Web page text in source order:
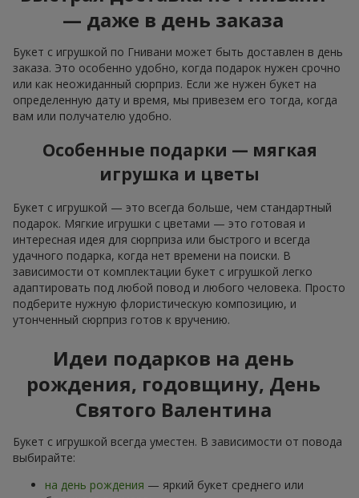
— даже в день заказа
Букет с игрушкой по Гнивани может быть доставлен в день
заказа. Это особенно удобно, когда подарок нужен срочно
или как неожиданный сюрприз. Если же нужен букет на
определенную дату и время, мы привезем его тогда, когда
вам или получателю удобно.
Особенные подарки — мягкая
игрушка и цветы
Букет с игрушкой — это всегда больше, чем стандартный
подарок. Мягкие игрушки с цветами — это готовая и
интересная идея для сюрприза или быстрого и всегда
удачного подарка, когда нет времени на поиски. В
зависимости от комплектации букет с игрушкой легко
адаптировать под любой повод и любого человека. Просто
подберите нужную флористическую композицию, и
утонченный сюрприз готов к вручению.
Идеи подарков на день
рождения, годовщину, День
Святого Валентина
Букет с игрушкой всегда уместен. В зависимости от повода
выбирайте:
на день рождения — яркий букет среднего или